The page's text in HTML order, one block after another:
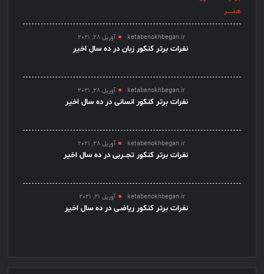
ketabenokhbegan.ir آوریل 28, 2021
نفرات برتر کنکور زبان در ده سال اخیر
ketabenokhbegan.ir آوریل 28, 2021
نفرات برتر کنکور انسانی در ده سال اخیر
ketabenokhbegan.ir آوریل 28, 2021
نفرات برتر کنکور تجــربی در ده سال اخیر
ketabenokhbegan.ir آوریل 21, 2021
نفرات برتر کنکور ریاضـی در ده سال اخیر